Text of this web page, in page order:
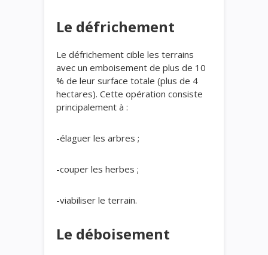
Le défrichement
Le défrichement cible les terrains
avec un emboisement de plus de 10
% de leur surface totale (plus de 4
hectares). Cette opération consiste
principalement à :
-élaguer les arbres ;
-couper les herbes ;
-viabiliser le terrain.
Le déboisement